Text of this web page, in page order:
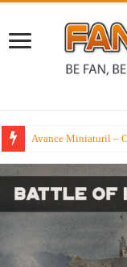
Schola Tacticum